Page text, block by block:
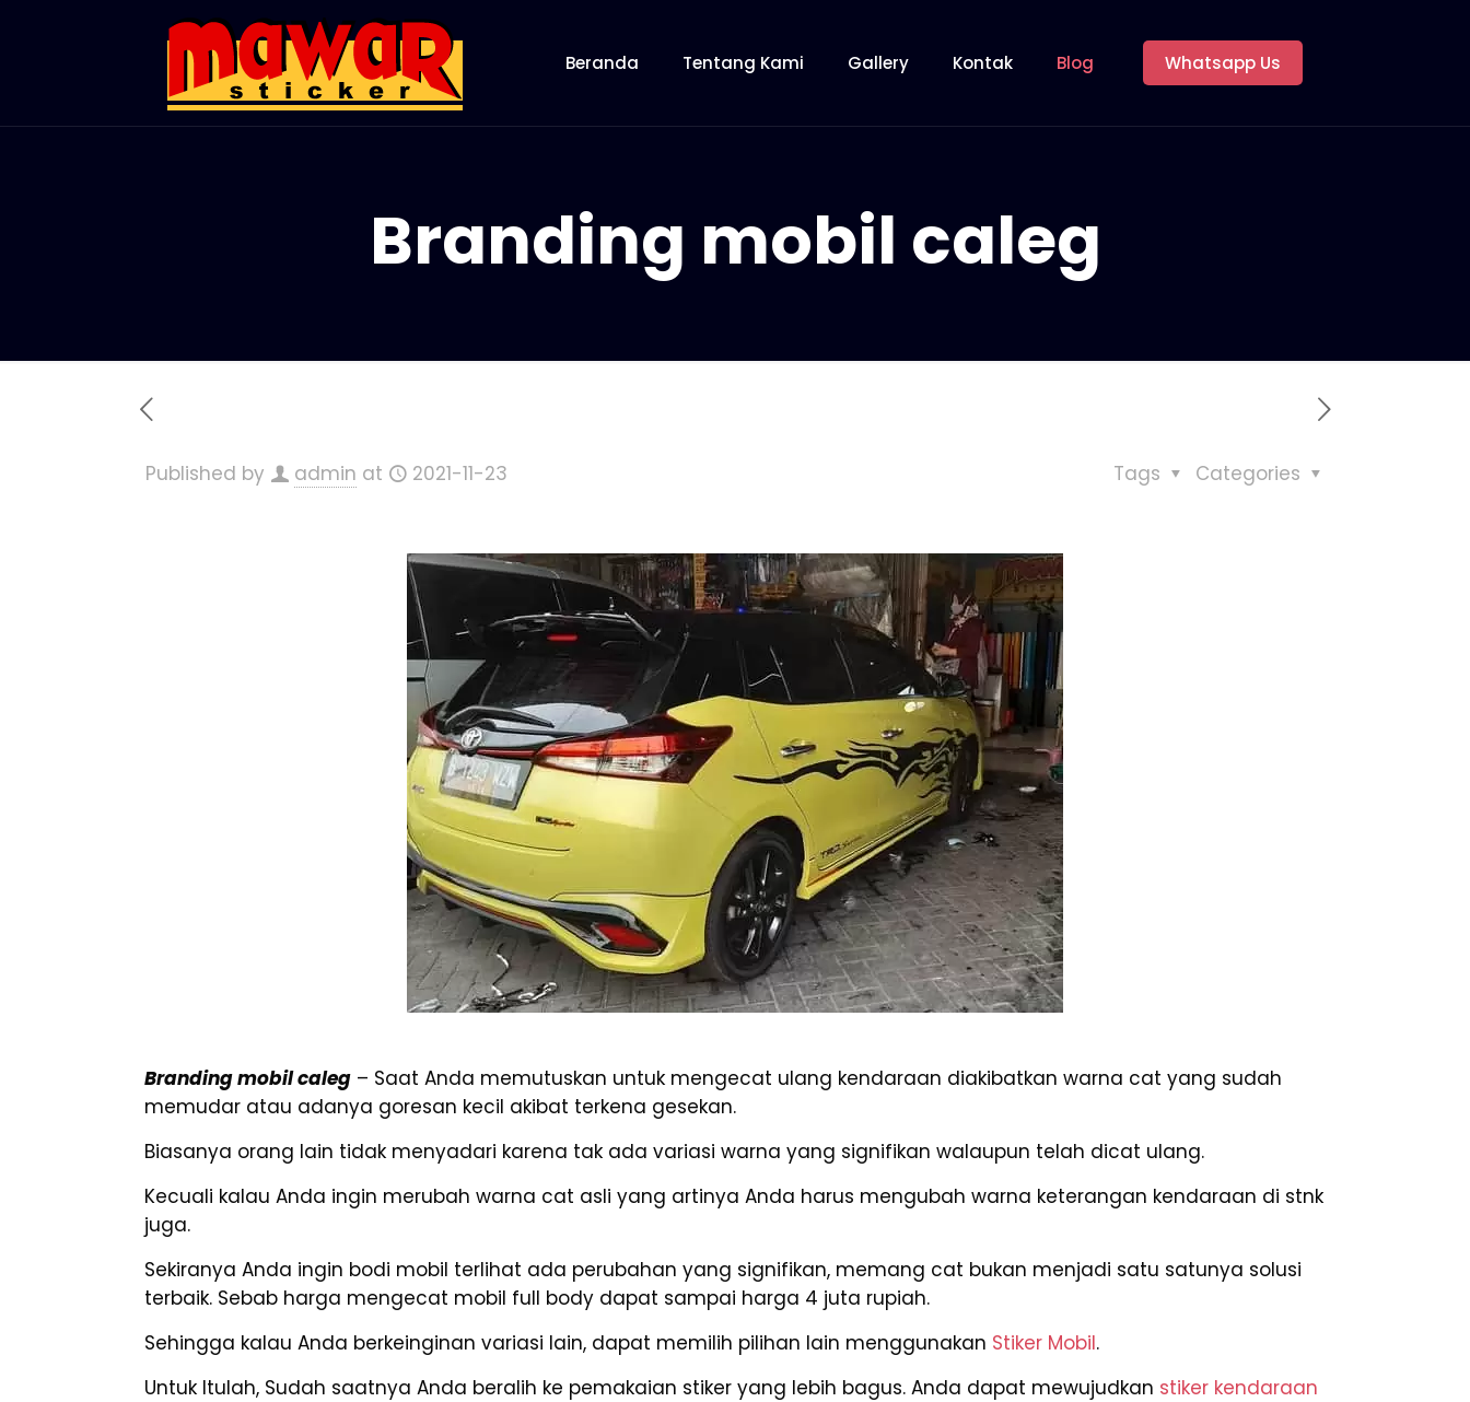
Beranda Tentang Kami Gallery Kontak Blog Whatsapp Us
Branding mobil caleg
Published by admin at 2021-11-23 Categories
Tags
Branding mobil caleg – Saat Anda memutuskan untuk mengecat ulang kendaraan diakibatkan warna cat yang sudah
memudar atau adanya goresan kecil akibat terkena gesekan.
Biasanya orang lain tidak menyadari karena tak ada variasi warna yang signifikan walaupun telah dicat ulang.
Kecuali kalau Anda ingin merubah warna cat asli yang artinya Anda harus mengubah warna keterangan kendaraan di stnk
juga.
Sekiranya Anda ingin bodi mobil terlihat ada perubahan yang signifikan, memang cat bukan menjadi satu satunya solusi
terbaik. Sebab harga mengecat mobil full body dapat sampai harga 4 juta rupiah.
Sehingga kalau Anda berkeinginan variasi lain, dapat memilih pilihan lain menggunakan Stiker Mobil.
Untuk Itulah, Sudah saatnya Anda beralih ke pemakaian stiker yang lebih bagus. Anda dapat mewujudkan stiker kendaraan